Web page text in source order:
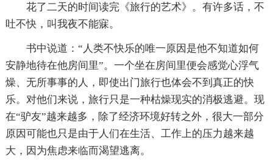
花了二天的时间读完《旅行的艺术》。有许多话，不
吐不快，叫我夜不能寐。
书中说道：“人类不快乐的唯一原因是他不知道如何
安静地待在他房间里”。一个坐在房间里便会感觉心浮气
燥、无所事事的人，即使出门旅行也体会不到真正的快
乐。对他们来说，旅行只是一种枯燥现实的消极逃避。现
在“驴友”越来越多，除了经济环境好转之外，很大一部分
原因可能也只是由于人们在生活、工作上的压力越来越
大，因为焦虑来临而渴望逃离。